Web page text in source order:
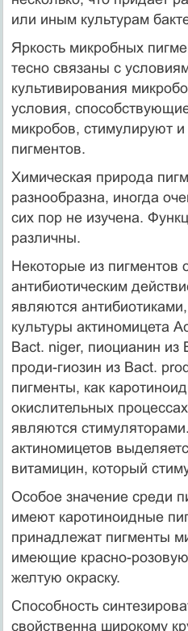
или иным культурам
Яркость микробных
тесно связаны с
культивирования
условия,
микробов, стимулируют
пигментов.
Химическая природа
разнообразна, иногда
сих пор не изучена.
различны.
Некоторые из пигментов
антибиотическим
являются
культуры актиномицета
Bact. niger, пиоцианин из
проди-гиозин из Bact.
пигменты, как
окислительных
являются
актиномицетов
витамицин, который
Особое значение среди
имеют каротиноидные
принадлежат пигменты
имеющие красно-
желтую окраску.
Способность
свойственна широкому